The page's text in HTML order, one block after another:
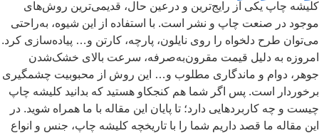
کلیشه چاپ یکی از رایج‌ترین و درعین حال، قدیمی‌ترین روش‌های
موجود در صنعت چاپ و نشر است. با استفاده از این شیوه، به‌راحتی
می‌توان طرح دلخواه را روی نایلون، پارچه، کارتن و… پیاده‌سازی کرد.
امروزه به دلیل قیمت مقرون‌به‌صرفه، سرعت بالای خشک‌شدن
جوهر، دوام و ماندگاری مطلوب و… این روش از محبوبیت چشمگیری
برخوردار است. پس اگر شما هم کنجکاو هستید که بدانید کلیشه چاپ
چیست و چه کاربردهایی دارد؛ تا پایان این مقاله با ما همراه شوید. در
این مقاله ما قصد داریم شما را با تاریخچه کلیشه چاپ، جنس و انواع